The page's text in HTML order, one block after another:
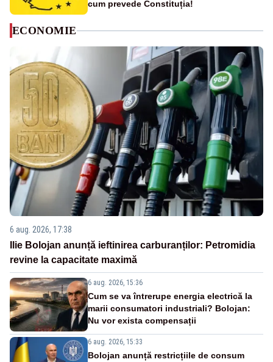
cum prevede Constituția!
ECONOMIE
6 aug. 2026, 17:38
Ilie Bolojan anunță ieftinirea carburanților: Petromidia
revine la capacitate maximă
6 aug. 2026, 15:36
Cum se va întrerupe energia electrică la
marii consumatori industriali? Bolojan:
Nu vor exista compensații
6 aug. 2026, 15:33
Bolojan anunță restricțiile de consum